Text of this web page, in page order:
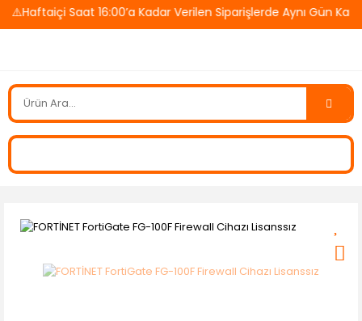
Saat 16:00’a Kadar Verilen Siparişlerde Aynı Gün